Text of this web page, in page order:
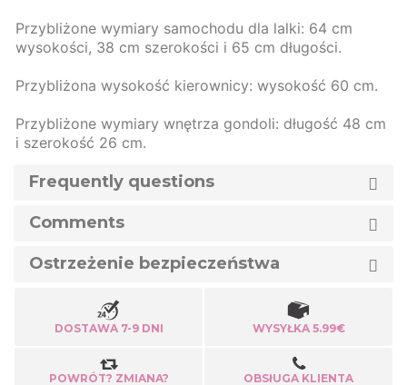
Przybliżone wymiary samochodu dla lalki: 64 cm
wysokości, 38 cm szerokości i 65 cm długości.
Przybliżona wysokość kierownicy: wysokość 60 cm.
Przybliżone wymiary wnętrza gondoli: długość 48 cm
i szerokość 26 cm.
Frequently questions
Comments
Ostrzeżenie bezpieczeństwa
DOSTAWA 7-9 DNI WYSYŁKA 5.99€
POWRÓT? ZMIANA?
OBSłUGA KLIENTA